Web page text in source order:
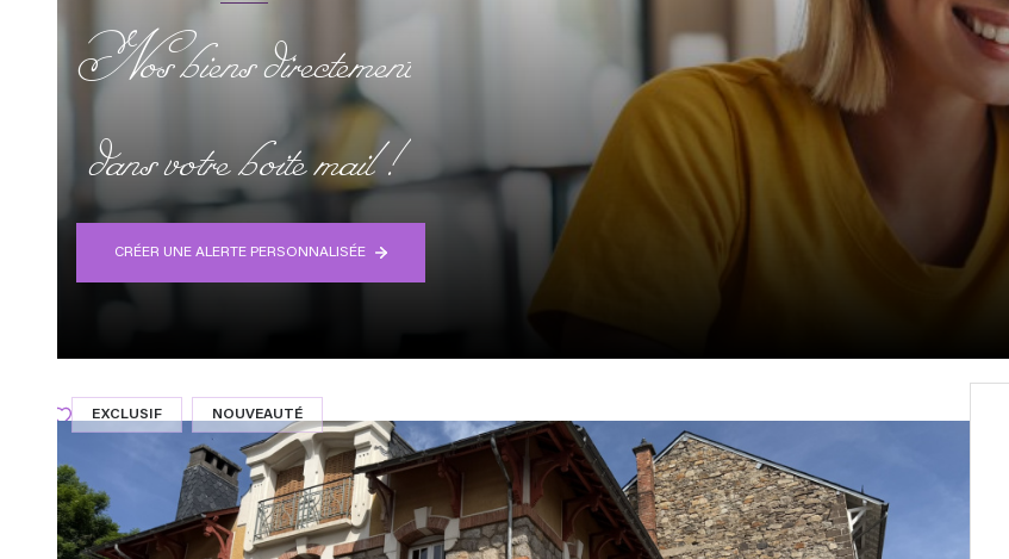
Nos biens directement
dans votre boite mail !
CRÉER UNE ALERTE PERSONNALISÉE
EXCLUSIF NOUVEAUTÉ